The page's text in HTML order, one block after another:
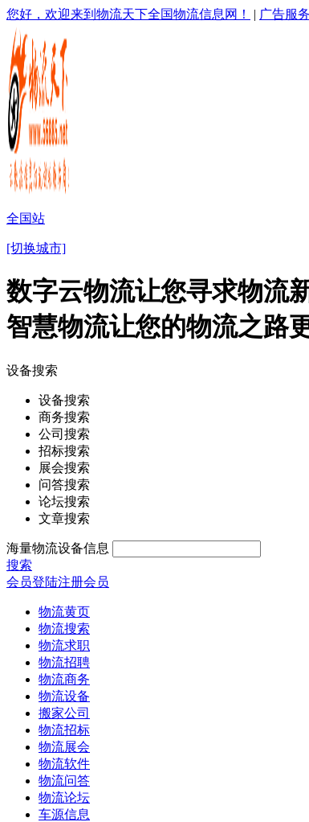
您好，欢迎来到物流天下全国物流信息网！ | 广告服务
全国站
[切换城市]
数字云物流让您寻求物流
智慧物流让您的物流之路
设备搜索
设备搜索
商务搜索
公司搜索
招标搜索
展会搜索
问答搜索
论坛搜索
文章搜索
海量物流设备信息
搜索
会员登陆注册会员
物流黄页
物流搜索
物流求职
物流招聘
物流商务
物流设备
搬家公司
物流招标
物流展会
物流软件
物流问答
物流论坛
车源信息